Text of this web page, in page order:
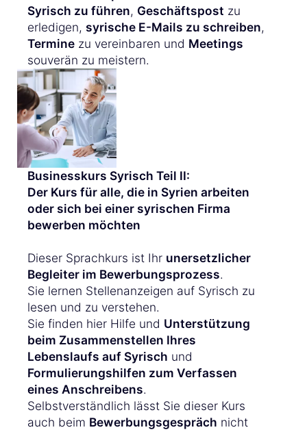
Syrisch zu führen, Geschäftspost zu
erledigen, syrische E-Mails zu schreiben,
Termine zu vereinbaren und Meetings
souverän zu meistern.
Businesskurs Syrisch Teil II:
Der Kurs für alle, die in Syrien arbeiten
oder sich bei einer syrischen Firma
bewerben möchten
Dieser Sprachkurs ist Ihr unersetzlicher
Begleiter im Bewerbungsprozess.
Sie lernen Stellenanzeigen auf Syrisch zu
lesen und zu verstehen.
Sie finden hier Hilfe und Unterstützung
beim Zusammenstellen Ihres
Lebenslaufs auf Syrisch und
Formulierungshilfen zum Verfassen
eines Anschreibens.
Selbstverständlich lässt Sie dieser Kurs
auch beim Bewerbungsgespräch nicht